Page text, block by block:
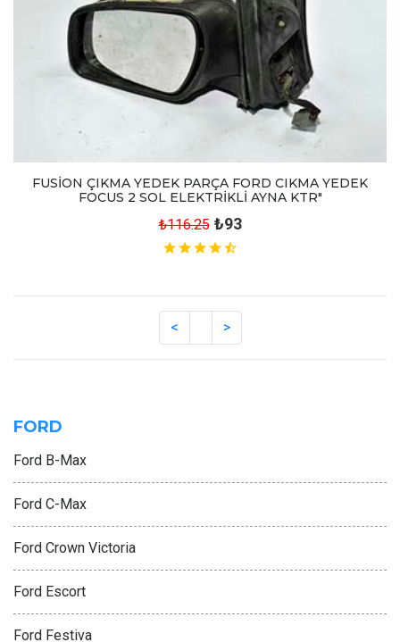
FUSİON ÇIKMA YEDEK PARÇA FORD CIKMA YEDEK
FOCUS 2 SOL ELEKTRİKLİ AYNA KTR"
₺116.25 ₺93
FORD
Ford B-Max
Ford C-Max
Ford Crown Victoria
Ford Escort
Ford Festiva